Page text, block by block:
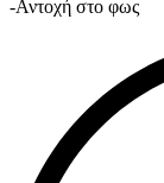
-Αντοχή στο φως